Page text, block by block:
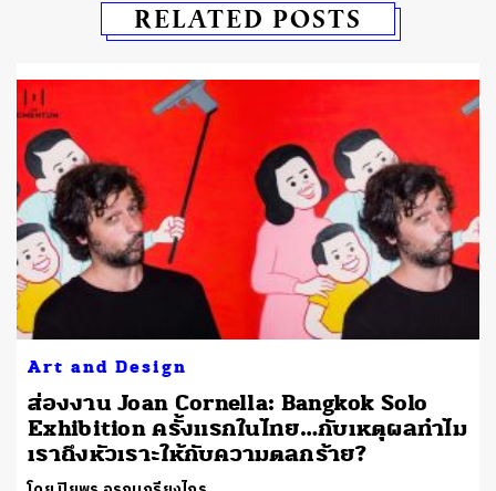
RELATED POSTS
Art and Design
ส่องงาน Joan Cornella: Bangkok Solo
Exhibition ครั้งแรกในไทย…กับเหตุผลทำไม
เราถึงหัวเราะให้กับความตลกร้าย?